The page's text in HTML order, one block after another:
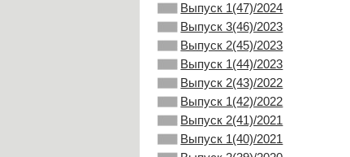
Выпуск 1(47)/2024
Выпуск 3(46)/2023
Выпуск 2(45)/2023
Выпуск 1(44)/2023
Выпуск 2(43)/2022
Выпуск 1(42)/2022
Выпуск 2(41)/2021
Выпуск 1(40)/2021